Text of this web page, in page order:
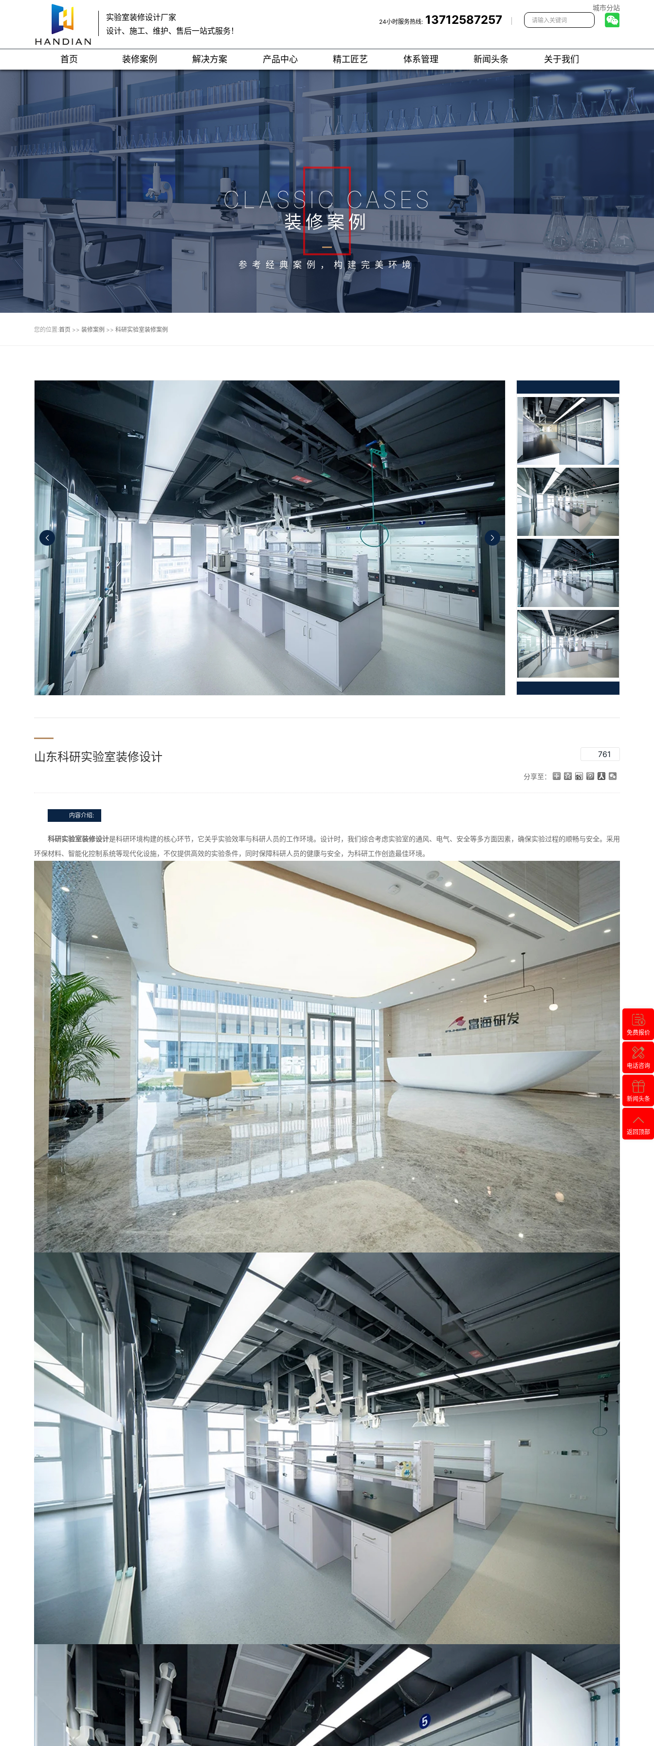
实验室装修设计厂家
设计、施工、维护、售后一站式服务！
城市分站
24小时服务热线: 13712587257
首页 装修案例 解决方案 产品中心 精工匠艺 体系管理 新闻头条 关于我们
CLASSIC CASES
装修案例
参考经典案例，构建完美环境
您的位置:首页 >> 装修案例 >> 科研实验室装修案例
山东科研实验室装修设计 761
分享至：
内容介绍:
科研实验室装修设计是科研环境构建的核心环节，它关乎实验效率与科研人员的工作环境。设计时，我们综合考虑实验室的通风、电气、安全等多方面因素，确保实验过程的顺畅与安全。采用
环保材料、智能化控制系统等现代化设施，不仅提供高效的实验条件，同时保障科研人员的健康与安全，为科研工作创造最佳环境。
免费报价
电话咨询
新闻头条
返回顶部